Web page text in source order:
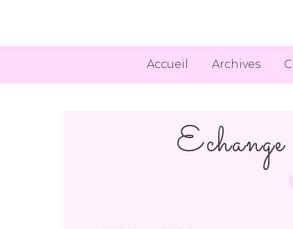
Accueil Archives